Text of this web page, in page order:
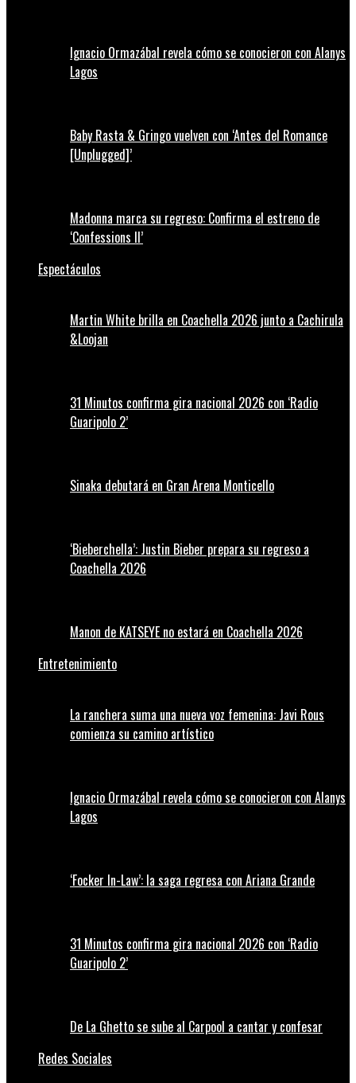
Ignacio Ormazábal revela cómo se conocieron con Alanys
Lagos
Baby Rasta & Gringo vuelven con ‘Antes del Romance
[Unplugged]’
Madonna marca su regreso: Confirma el estreno de
‘Confessions II’
Espectáculos
Martin White brilla en Coachella 2026 junto a Cachirula
&Loojan
31 Minutos confirma gira nacional 2026 con ‘Radio
Guaripolo 2’
Sinaka debutará en Gran Arena Monticello
‘Bieberchella’: Justin Bieber prepara su regreso a
Coachella 2026
Manon de KATSEYE no estará en Coachella 2026
Entretenimiento
La ranchera suma una nueva voz femenina: Javi Rous
comienza su camino artístico
Ignacio Ormazábal revela cómo se conocieron con Alanys
Lagos
‘Focker In-Law’: la saga regresa con Ariana Grande
31 Minutos confirma gira nacional 2026 con ‘Radio
Guaripolo 2’
De La Ghetto se sube al Carpool a cantar y confesar
Redes Sociales